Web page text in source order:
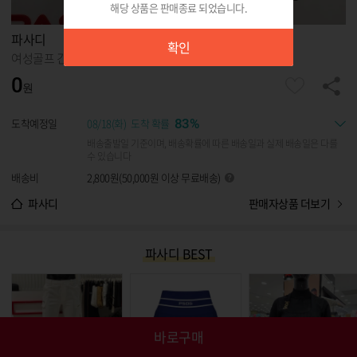
해당 상품은 판매종료 되었습니다.
확인